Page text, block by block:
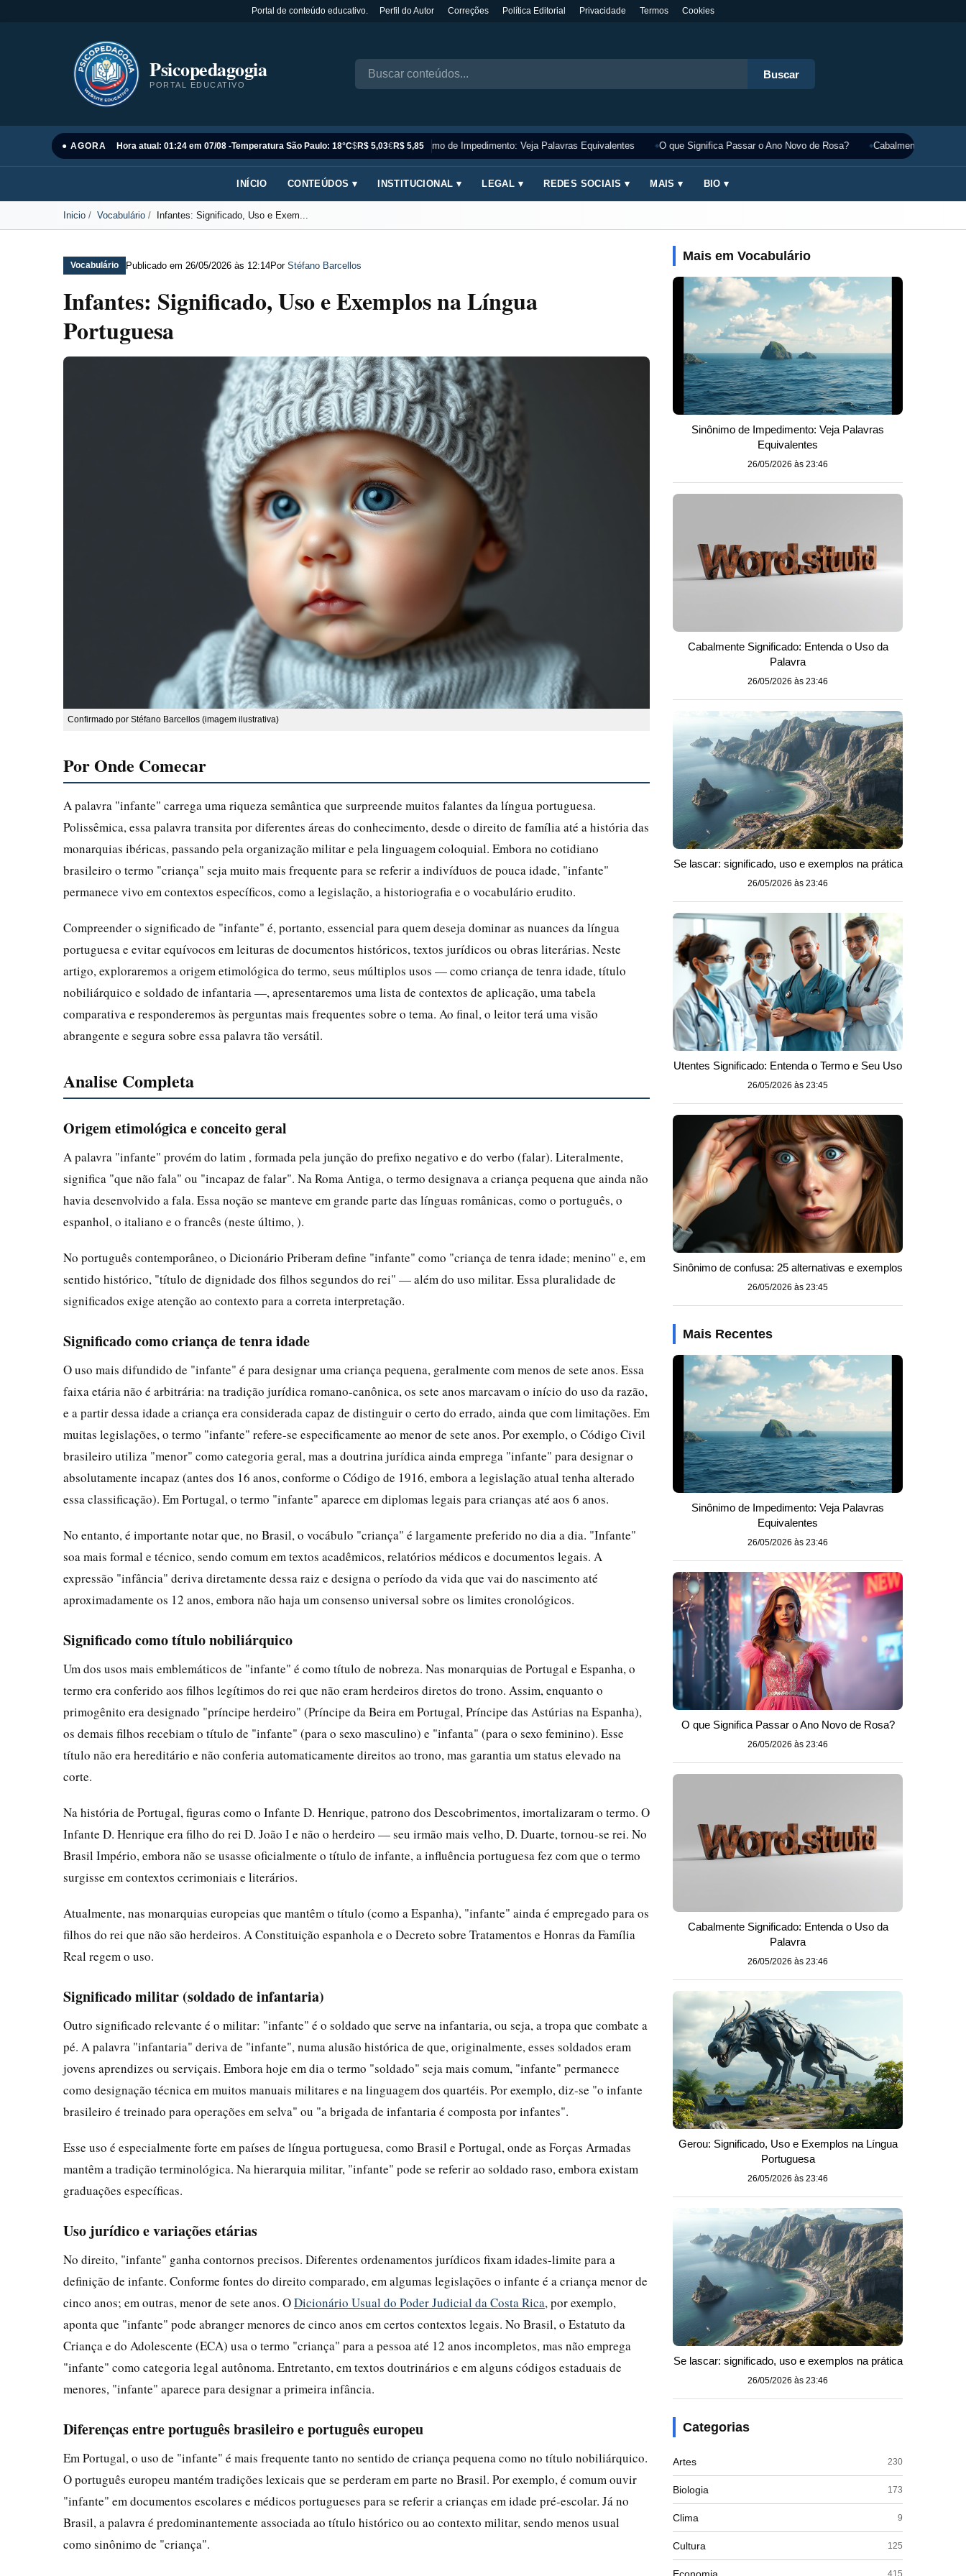
Portal de conteúdo educativo. Perfil do Autor Correções Política Editorial Privacidade Termos Cookies
Psicopedagogia
PORTAL EDUCATIVO
Buscar
● AGORA Hora atual: 01:24 em 07/08 -Temperatura São Paulo: 18°C$R$ 5,03€R$ 5,85
Sinônimo de Impedimento: Veja Palavras Equivalentes O que Significa Passar o Ano Novo de Rosa? Cabalmente
INÍCIO CONTEÚDOS ▾ INSTITUCIONAL ▾ LEGAL ▾ REDES SOCIAIS ▾ MAIS ▾ BIO ▾
Inicio Vocabulário Infantes: Significado, Uso e Exem...
Vocabulário Publicado em 26/05/2026 às 12:14Por Stéfano Barcellos
Infantes: Significado, Uso e Exemplos na Língua
Portuguesa
Confirmado por Stéfano Barcellos (imagem ilustrativa)
Por Onde Comecar
A palavra "infante" carrega uma riqueza semântica que surpreende muitos falantes da língua portuguesa.
Polissêmica, essa palavra transita por diferentes áreas do conhecimento, desde o direito de família até a história das
monarquias ibéricas, passando pela organização militar e pela linguagem coloquial. Embora no cotidiano
brasileiro o termo "criança" seja muito mais frequente para se referir a indivíduos de pouca idade, "infante"
permanece vivo em contextos específicos, como a legislação, a historiografia e o vocabulário erudito.
Compreender o significado de "infante" é, portanto, essencial para quem deseja dominar as nuances da língua
portuguesa e evitar equívocos em leituras de documentos históricos, textos jurídicos ou obras literárias. Neste
artigo, exploraremos a origem etimológica do termo, seus múltiplos usos — como criança de tenra idade, título
nobiliárquico e soldado de infantaria —, apresentaremos uma lista de contextos de aplicação, uma tabela
comparativa e responderemos às perguntas mais frequentes sobre o tema. Ao final, o leitor terá uma visão
abrangente e segura sobre essa palavra tão versátil.
Analise Completa
Origem etimológica e conceito geral
A palavra "infante" provém do latim , formada pela junção do prefixo negativo e do verbo (falar). Literalmente,
significa "que não fala" ou "incapaz de falar". Na Roma Antiga, o termo designava a criança pequena que ainda não
havia desenvolvido a fala. Essa noção se manteve em grande parte das línguas românicas, como o português, o
espanhol, o italiano e o francês (neste último, ).
No português contemporâneo, o Dicionário Priberam define "infante" como "criança de tenra idade; menino" e, em
sentido histórico, "título de dignidade dos filhos segundos do rei" — além do uso militar. Essa pluralidade de
significados exige atenção ao contexto para a correta interpretação.
Significado como criança de tenra idade
O uso mais difundido de "infante" é para designar uma criança pequena, geralmente com menos de sete anos. Essa
faixa etária não é arbitrária: na tradição jurídica romano-canônica, os sete anos marcavam o início do uso da razão,
e a partir dessa idade a criança era considerada capaz de distinguir o certo do errado, ainda que com limitações. Em
muitas legislações, o termo "infante" refere-se especificamente ao menor de sete anos. Por exemplo, o Código Civil
brasileiro utiliza "menor" como categoria geral, mas a doutrina jurídica ainda emprega "infante" para designar o
absolutamente incapaz (antes dos 16 anos, conforme o Código de 1916, embora a legislação atual tenha alterado
essa classificação). Em Portugal, o termo "infante" aparece em diplomas legais para crianças até aos 6 anos.
No entanto, é importante notar que, no Brasil, o vocábulo "criança" é largamente preferido no dia a dia. "Infante"
soa mais formal e técnico, sendo comum em textos acadêmicos, relatórios médicos e documentos legais. A
expressão "infância" deriva diretamente dessa raiz e designa o período da vida que vai do nascimento até
aproximadamente os 12 anos, embora não haja um consenso universal sobre os limites cronológicos.
Significado como título nobiliárquico
Um dos usos mais emblemáticos de "infante" é como título de nobreza. Nas monarquias de Portugal e Espanha, o
termo era conferido aos filhos legítimos do rei que não eram herdeiros diretos do trono. Assim, enquanto o
primogênito era designado "príncipe herdeiro" (Príncipe da Beira em Portugal, Príncipe das Astúrias na Espanha),
os demais filhos recebiam o título de "infante" (para o sexo masculino) e "infanta" (para o sexo feminino). Esse
título não era hereditário e não conferia automaticamente direitos ao trono, mas garantia um status elevado na
corte.
Na história de Portugal, figuras como o Infante D. Henrique, patrono dos Descobrimentos, imortalizaram o termo. O
Infante D. Henrique era filho do rei D. João I e não o herdeiro — seu irmão mais velho, D. Duarte, tornou-se rei. No
Brasil Império, embora não se usasse oficialmente o título de infante, a influência portuguesa fez com que o termo
surgisse em contextos cerimoniais e literários.
Atualmente, nas monarquias europeias que mantêm o título (como a Espanha), "infante" ainda é empregado para os
filhos do rei que não são herdeiros. A Constituição espanhola e o Decreto sobre Tratamentos e Honras da Família
Real regem o uso.
Significado militar (soldado de infantaria)
Outro significado relevante é o militar: "infante" é o soldado que serve na infantaria, ou seja, a tropa que combate a
pé. A palavra "infantaria" deriva de "infante", numa alusão histórica de que, originalmente, esses soldados eram
jovens aprendizes ou serviçais. Embora hoje em dia o termo "soldado" seja mais comum, "infante" permanece
como designação técnica em muitos manuais militares e na linguagem dos quartéis. Por exemplo, diz-se "o infante
brasileiro é treinado para operações em selva" ou "a brigada de infantaria é composta por infantes".
Esse uso é especialmente forte em países de língua portuguesa, como Brasil e Portugal, onde as Forças Armadas
mantêm a tradição terminológica. Na hierarquia militar, "infante" pode se referir ao soldado raso, embora existam
graduações específicas.
Uso jurídico e variações etárias
No direito, "infante" ganha contornos precisos. Diferentes ordenamentos jurídicos fixam idades-limite para a
definição de infante. Conforme fontes do direito comparado, em algumas legislações o infante é a criança menor de
cinco anos; em outras, menor de sete anos. ODicionário Usual do Poder Judicial da Costa Rica, por exemplo,
aponta que "infante" pode abranger menores de cinco anos em certos contextos legais. No Brasil, o Estatuto da
Criança e do Adolescente (ECA) usa o termo "criança" para a pessoa até 12 anos incompletos, mas não emprega
"infante" como categoria legal autônoma. Entretanto, em textos doutrinários e em alguns códigos estaduais de
menores, "infante" aparece para designar a primeira infância.
Diferenças entre português brasileiro e português europeu
Em Portugal, o uso de "infante" é mais frequente tanto no sentido de criança pequena como no título nobiliárquico.
O português europeu mantém tradições lexicais que se perderam em parte no Brasil. Por exemplo, é comum ouvir
"infante" em documentos escolares e médicos portugueses para se referir a crianças em idade pré-escolar. Já no
Brasil, a palavra é predominantemente associada ao título histórico ou ao contexto militar, sendo menos usual
como sinônimo de "criança".
Mais em Vocabulário
Sinônimo de Impedimento: Veja Palavras
Equivalentes
26/05/2026 às 23:46
Cabalmente Significado: Entenda o Uso da
Palavra
26/05/2026 às 23:46
Se lascar: significado, uso e exemplos na prática
26/05/2026 às 23:46
Utentes Significado: Entenda o Termo e Seu Uso
26/05/2026 às 23:45
Sinônimo de confusa: 25 alternativas e exemplos
26/05/2026 às 23:45
Mais Recentes
Sinônimo de Impedimento: Veja Palavras
Equivalentes
26/05/2026 às 23:46
O que Significa Passar o Ano Novo de Rosa?
26/05/2026 às 23:46
Cabalmente Significado: Entenda o Uso da
Palavra
26/05/2026 às 23:46
Gerou: Significado, Uso e Exemplos na Língua
Portuguesa
26/05/2026 às 23:46
Se lascar: significado, uso e exemplos na prática
26/05/2026 às 23:46
Categorias
Artes 230
Biologia 173
Clima 9
Cultura 125
415